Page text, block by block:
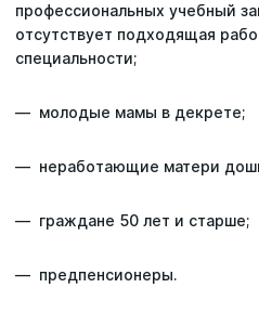
профессиональных учебный
отсутствует подходящая
специальности;
— молодые мамы в декрете;
— неработающие матери
— граждане 50 лет и старше;
— предпенсионеры.